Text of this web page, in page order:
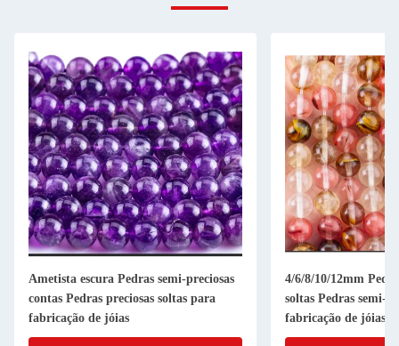
Ametista escura Pedras semi-preciosas
contas Pedras preciosas soltas para
fabricação de jóias
4/6/8/10/12mm
soltas Pedras semi-
fabricação de jóias